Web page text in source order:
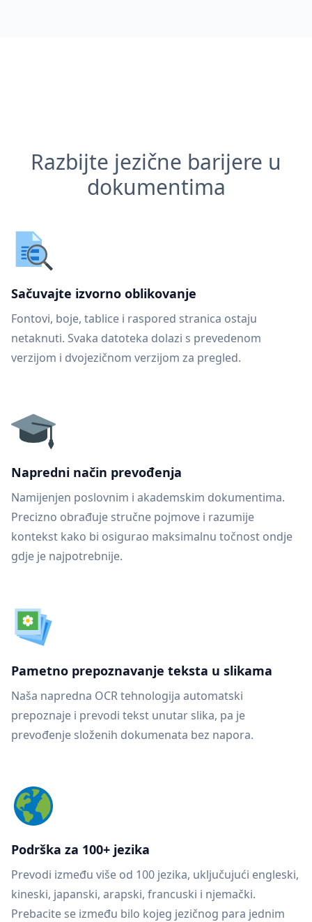
Razbijte jezične barijere u
dokumentima
Sačuvajte izvorno oblikovanje
Fontovi, boje, tablice i raspored stranica ostaju
netaknuti. Svaka datoteka dolazi s prevedenom
verzijom i dvojezičnom verzijom za pregled.
Napredni način prevođenja
Namijenjen poslovnim i akademskim dokumentima.
Precizno obrađuje stručne pojmove i razumije
kontekst kako bi osigurao maksimalnu točnost ondje
gdje je najpotrebnije.
Pametno prepoznavanje teksta u slikama
Naša napredna OCR tehnologija automatski
prepoznaje i prevodi tekst unutar slika, pa je
prevođenje složenih dokumenata bez napora.
Podrška za 100+ jezika
Prevodi između više od 100 jezika, uključujući engleski,
kineski, japanski, arapski, francuski i njemački.
Prebacite se između bilo kojeg jezičnog para jednim